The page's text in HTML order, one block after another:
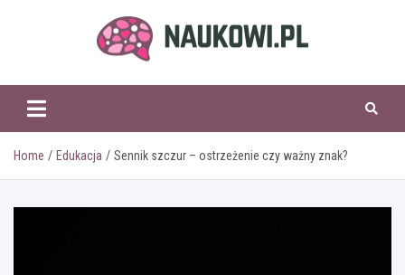
naukowi.pl
Home Edukacja Sennik szczur – ostrzeżenie czy ważny znak?